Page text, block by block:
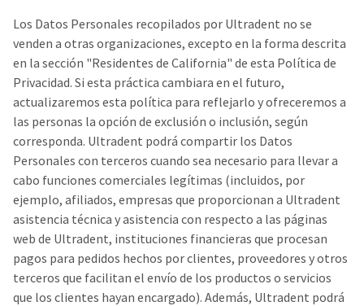
Los Datos Personales recopilados por Ultradent no se
venden a otras organizaciones, excepto en la forma descrita
en la sección "Residentes de California" de esta Política de
Privacidad. Si esta práctica cambiara en el futuro,
actualizaremos esta política para reflejarlo y ofreceremos a
las personas la opción de exclusión o inclusión, según
corresponda. Ultradent podrá compartir los Datos
Personales con terceros cuando sea necesario para llevar a
cabo funciones comerciales legítimas (incluidos, por
ejemplo, afiliados, empresas que proporcionan a Ultradent
asistencia técnica y asistencia con respecto a las páginas
web de Ultradent, instituciones financieras que procesan
pagos para pedidos hechos por clientes, proveedores y otros
terceros que facilitan el envío de los productos o servicios
que los clientes hayan encargado). Además, Ultradent podrá